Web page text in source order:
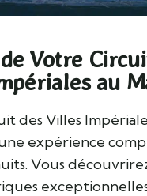
Votre
au
des Villes
expérience
Vous